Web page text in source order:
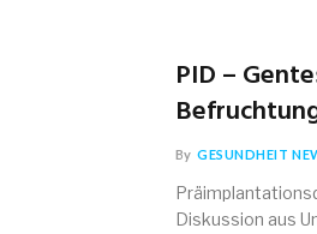
PID –
By GESUNDHEIT
Diskussion aus